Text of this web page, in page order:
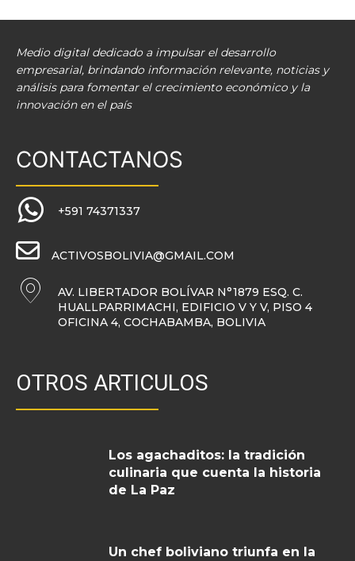
Medio digital dedicado a impulsar el desarrollo
empresarial, brindando información relevante, noticias y
análisis para fomentar el crecimiento económico y la
innovación en el país
CONTACTANOS
+591 74371337
ACTIVOSBOLIVIA@GMAIL.COM
AV. LIBERTADOR BOLÍVAR N°1879 ESQ. C.
HUALLPARRIMACHI, EDIFICIO V Y V, PISO 4
OFICINA 4, COCHABAMBA, BOLIVIA
OTROS ARTICULOS
Los agachaditos: la tradición
culinaria que cuenta la historia
de La Paz
Un chef boliviano triunfa en la